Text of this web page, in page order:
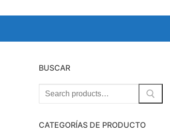
BUSCAR
Search
for:
CATEGORÍAS DE PRODUCTO